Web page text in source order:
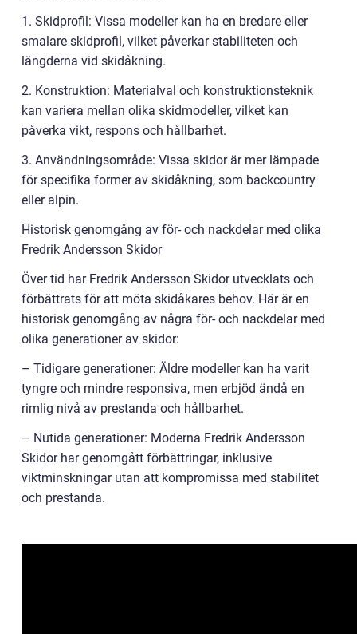
1. Skidprofil: Vissa modeller kan ha en bredare eller
smalare skidprofil, vilket påverkar stabiliteten och
längderna vid skidåkning.
2. Konstruktion: Materialval och konstruktionsteknik
kan variera mellan olika skidmodeller, vilket kan
påverka vikt, respons och hållbarhet.
3. Användningsområde: Vissa skidor är mer lämpade
för specifika former av skidåkning, som backcountry
eller alpin.
Historisk genomgång av för- och nackdelar med olika
Fredrik Andersson Skidor
Över tid har Fredrik Andersson Skidor utvecklats och
förbättrats för att möta skidåkares behov. Här är en
historisk genomgång av några för- och nackdelar med
olika generationer av skidor:
– Tidigare generationer: Äldre modeller kan ha varit
tyngre och mindre responsiva, men erbjöd ändå en
rimlig nivå av prestanda och hållbarhet.
– Nutida generationer: Moderna Fredrik Andersson
Skidor har genomgått förbättringar, inklusive
viktminskningar utan att kompromissa med stabilitet
och prestanda.